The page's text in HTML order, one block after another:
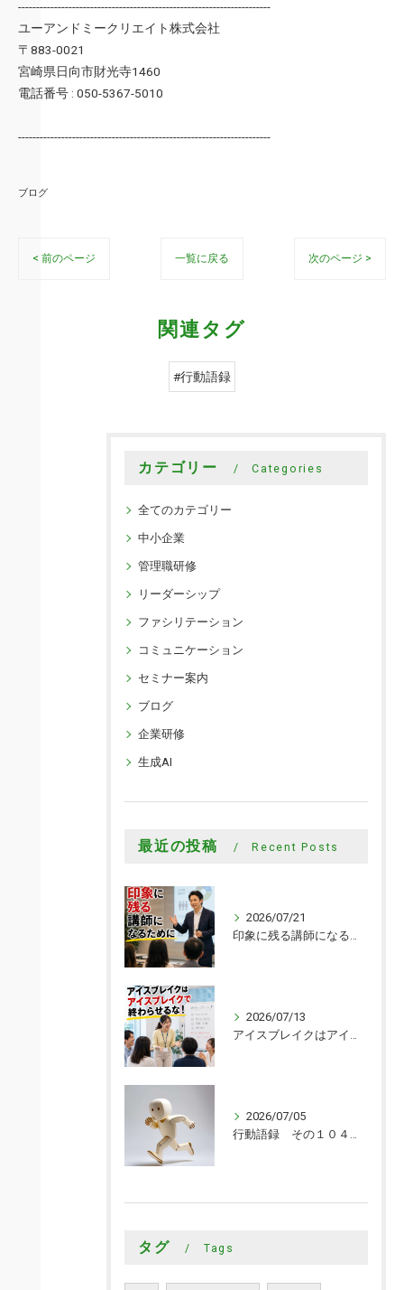
----------------------------------------------------------------------
ユーアンドミークリエイト株式会社
〒883-0021
宮崎県日向市財光寺1460
電話番号 : 050-5367-5010
----------------------------------------------------------------------
ブログ
< 前のページ 一覧に戻る 次のページ >
関連タグ
#行動語録
カテゴリー Categories
全てのカテゴリー
中小企業
管理職研修
リーダーシップ
ファシリテーション
コミュニケーション
セミナー案内
ブログ
企業研修
生成AI
最近の投稿 Recent Posts
2026/07/21
印象に残る講師になるために
2026/07/13
アイスブレイクはアイスブレイクで終わらせるな！
2026/07/05
行動語録 その１０４０ 行動あるのみ！
タグ Tags